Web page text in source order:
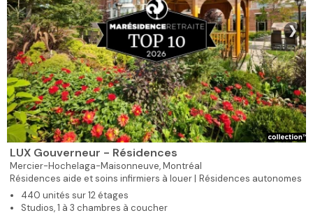
❯
LUX Gouverneur - Résidences
Mercier-Hochelaga-Maisonneuve,Montréal
Résidences aide et soins infirmiers à louer | Résidences autonomes
440 unités sur 12 étages
Studios, 1 à 3 chambres à coucher